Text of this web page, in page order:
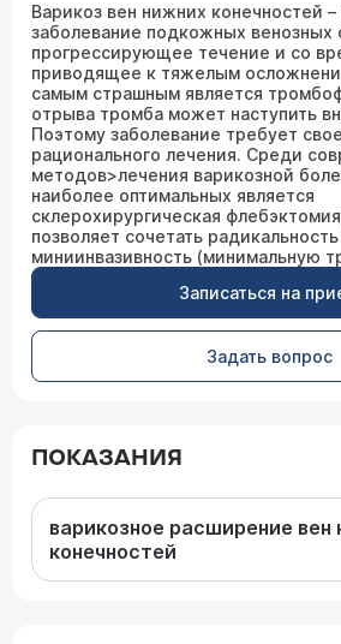
Варикоз вен нижних конечностей
заболевание подкожных
прогрессирующее течение и со
приводящее к тяжелым
самым страшным является
отрыва тромба может наступить
Поэтому заболевание требует
рационального лечения. Среди
методов>лечения варикозной
наиболее оптимальных является
склерохирургическая
позволяет сочетать
миниинвазивность (минимальную
Записаться на
Задать вопрос
ПОКАЗАНИЯ
варикозное расширение вен
конечностей